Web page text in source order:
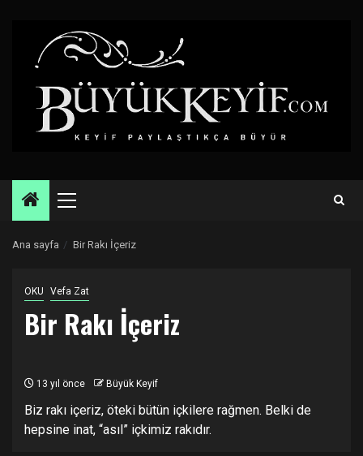
Primary
Ana sayfa Bir Rakı İçeriz
OKU Vefa Zat
Bir Rakı İçeriz
13 yıl önce Büyük Keyif
Biz rakı içeriz, öteki bütün içkilere rağmen. Belki de
hepsine inat, “asıl” içkimiz rakıdır.